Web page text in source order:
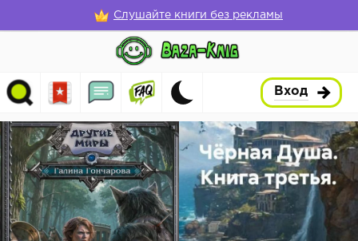
Слушайте книги без рекламы
Вход